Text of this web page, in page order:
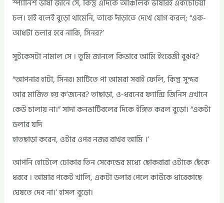
স্প্যানিশ ভাষা জানে সে, কিন্তু এদিকে আঞ্চলিক ভাষারই একচেটিয়া
চল। হাই বলেই বুড়ো থামেনি, তাকে দাঁড়াতে দেখে যোগ করল; “এক-
আধটা ডলার হবে নাকি, সিনর?’
সুটকেসটা নামাল সে । তুমি জানলে কিভাবে আমি ইংরেজী বুঝব?
“আপনার হাটা, সিনর। মাটিতে পা আমরা সবাই ফেলি, কিন্তু সুন্দর
আর মার্জিত হয় ক’জনের? তাছাড়া, ও-ধরনের ফ্যান্সি জিনিস এখানে
কেউ চালায় না।” সাদা কনভার্টিবলের দিকে ইঙ্গিত করল বুড়ো। “একটা
ডলার যদি
হাতছাড়া করেন, ওটার ওপর নজর রাখব আমি ।’
আপনি হোটেলে ঢোকার তিন সেকেন্ডের মধ্যে ছোকরারা ওটাকে ছেঁকে
ধরবে । আমার পকেট খালি, একটা ডলার পেলে কাউকে ধারেকাছে
ঘেষতে দেব না।’ হাসল বুড়ো।